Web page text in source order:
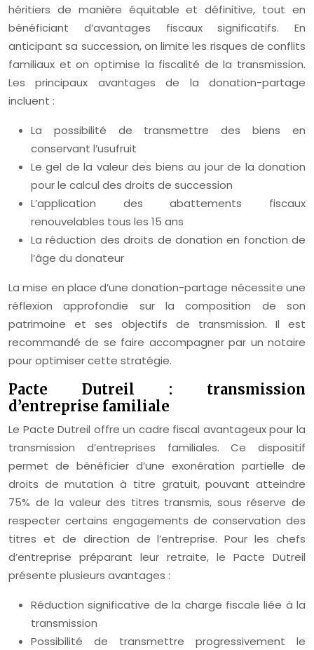
héritiers de manière équitable et définitive, tout en
bénéficiant d’avantages fiscaux significatifs. En
anticipant sa succession, on limite les risques de conflits
familiaux et on optimise la fiscalité de la transmission.
Les principaux avantages de la donation-partage
incluent :
La possibilité de transmettre des biens en
conservant l’usufruit
Le gel de la valeur des biens au jour de la donation
pour le calcul des droits de succession
L’application des abattements fiscaux
renouvelables tous les 15 ans
La réduction des droits de donation en fonction de
l’âge du donateur
La mise en place d’une donation-partage nécessite une
réflexion approfondie sur la composition de son
patrimoine et ses objectifs de transmission. Il est
recommandé de se faire accompagner par un notaire
pour optimiser cette stratégie.
Pacte Dutreil : transmission
d’entreprise familiale
Le Pacte Dutreil offre un cadre fiscal avantageux pour la
transmission d’entreprises familiales. Ce dispositif
permet de bénéficier d’une exonération partielle de
droits de mutation à titre gratuit, pouvant atteindre
75% de la valeur des titres transmis, sous réserve de
respecter certains engagements de conservation des
titres et de direction de l’entreprise. Pour les chefs
d’entreprise préparant leur retraite, le Pacte Dutreil
présente plusieurs avantages :
Réduction significative de la charge fiscale liée à la
transmission
Possibilité de transmettre progressivement le